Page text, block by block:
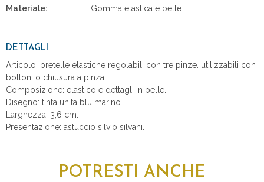
Materiale:
Gomma elastica e pelle
DETTAGLI
Articolo: bretelle elastiche regolabili con tre pinze. utilizzabili con
bottoni o chiusura a pinza.
Composizione: elastico e dettagli in pelle.
Disegno: tinta unita blu marino.
Larghezza: 3,6 cm.
Presentazione: astuccio silvio silvani.
POTRESTI ANCHE